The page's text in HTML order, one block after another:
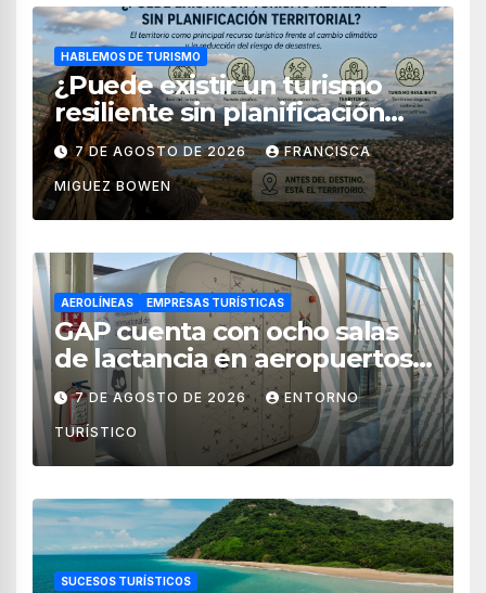
HABLEMOS DE TURISMO
¿Puede existir un turismo
resiliente sin planificación
territorial?
7 DE AGOSTO DE 2026 FRANCISCA
MIGUEZ BOWEN
AEROLÍNEAS EMPRESAS TURÍSTICAS
GAP cuenta con ocho salas
de lactancia en aeropuertos
de México
7 DE AGOSTO DE 2026 ENTORNO
TURÍSTICO
SUCESOS TURÍSTICOS